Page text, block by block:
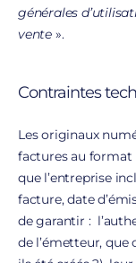
générales
vente ».
Contraintes
Les originaux
factures au format
que l’entreprise
facture, date
de garantir :
de l’émetteur,